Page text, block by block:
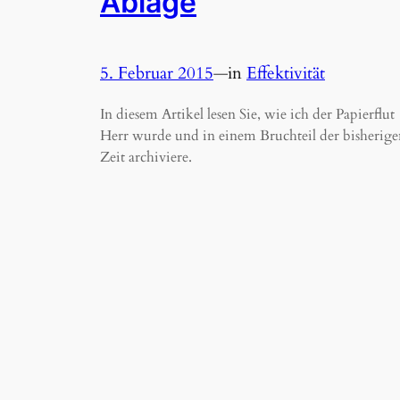
5. Februar 2015—inEffektivität
In diesem Artikel lesen Sie, wie ich der Papierflut
Herr wurde und in einem Bruchteil der
Zeit archiviere.